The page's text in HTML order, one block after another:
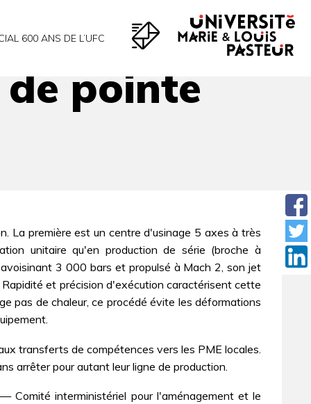
600 ANS DE L’UFC
pointe
La première est un centre d'usinage 5 axes à très
unitaire qu'en production de série (broche à
3 000 bars et propulsé à Mach 2, son jet
et précision d'exécution caractérisent cette
pas de chaleur, ce procédé évite les déformations
transferts de compétences vers les PME locales.
arrêter pour autant leur ligne de production.
Comité interministériel pour l'aménagement et le